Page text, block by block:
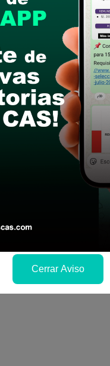
2025 (De 8:00
en físico (Mesa
concurso público
los requisitos
la fechas y por
se publicará
Cerrar Aviso